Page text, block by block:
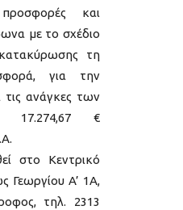
και
με το σχέδιο
τη
για την
τις ανάγκες των
17.274,67 €
στο Κεντρικό
Γεωργίου A’ 1Α,
τηλ. 2313